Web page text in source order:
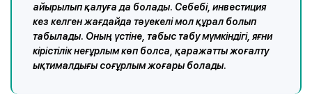
айырылып қалуға да болады. Себебі, инвестиция
кез келген жағдайда тәуекелі мол құрал болып
табылады. Оның үстіне, табыс табу мүмкіндігі, яғни
кірістілік неғұрлым көп болса, қаражатты жоғалту
ықтималдығы соғұрлым жоғары болады.